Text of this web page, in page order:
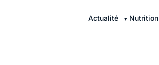
Actualité Nutrition